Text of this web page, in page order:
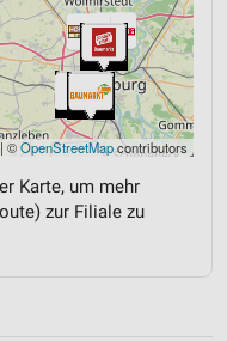
|©OpenStreetMapcontributors
Karte, um mehr
zur Filiale zu